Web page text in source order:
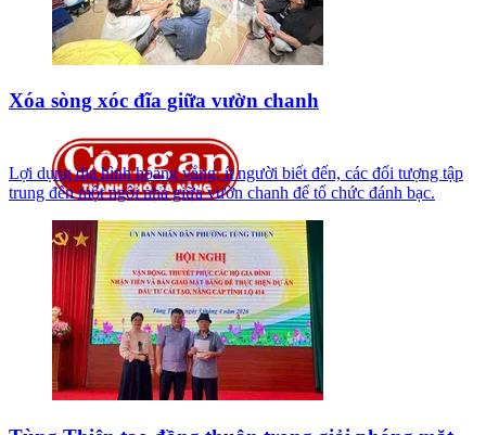
Xóa sòng xóc đĩa giữa vườn chanh
Lợi dụng địa hình hoang vắng, ít người biết đến, các đối tượng tập
trung đến một ngôi nhà giữa vườn chanh để tổ chức đánh bạc.